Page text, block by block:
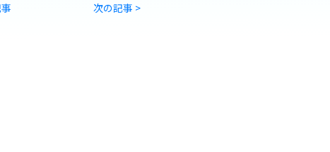
次の記事 >